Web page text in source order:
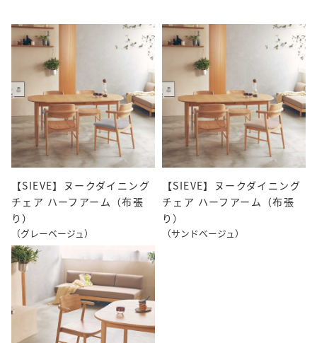
【SIEVE】ヌークダイニング
チェア ハーフアーム（布張
り）
（グレーベージュ）
【SIEVE】ヌークダイニング
チェア ハーフアーム（布張
り）
（サンドベージュ）